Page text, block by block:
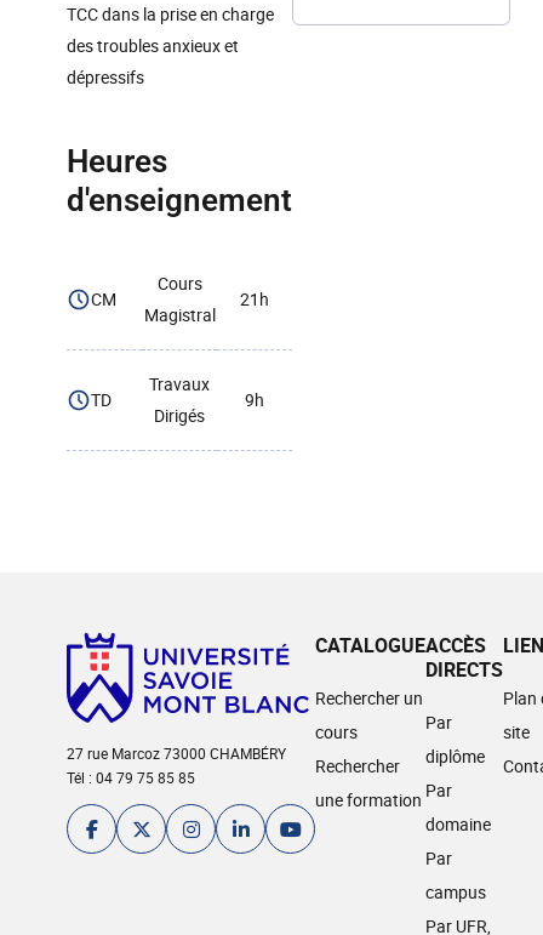
TCC dans la prise en charge
des troubles anxieux et
dépressifs
Heures
d'enseignement
CM
Cours
Magistral
21h
TD
Travaux
Dirigés
9h
27 rue Marcoz 73000 CHAMBÉRY
Tél : 04 79 75 85 85
CATALOGUE
Rechercher un
cours
Rechercher
une formation
ACCÈS
DIRECTS
Par
diplôme
Par
domaine
Par
campus
Par UFR,
Plan
site